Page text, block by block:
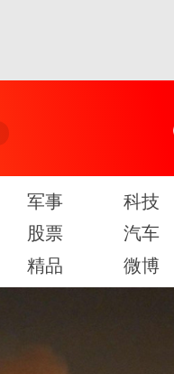
军事 科技
股票 汽车
精品 微博